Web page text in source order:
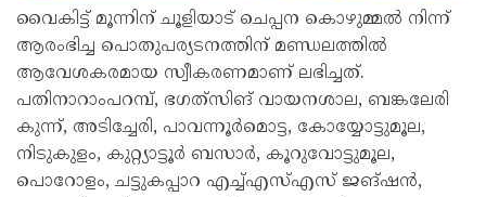
വൈകിട്ട് മൂന്നിന് ചൂളിയാട് ചെപ്പന കൊഴുമ്മൽ നിന്ന്
ആരംഭിച്ച പൊതുപര്യടനത്തിന് മണ്ഡലത്തിൽ
ആവേശകരമായ സ്വീകരണമാണ് ലഭിച്ചത്.
പതിനാറാംപറമ്പ്, ഭഗത്‌സിങ് വായനശാല, ബങ്കലേരി
കുന്ന്, അടിച്ചേരി, പാവന്നൂർമൊട്ട, കോയ്യോട്ടുമൂല,
നിടുകുളം, കുറ്റ്യാട്ടൂർ ബസാർ, കൂറുവോട്ടുമൂല,
പൊറോളം, ചട്ടുകപ്പാറ എച്ച്എസ്എസ് ജങ്ഷൻ,